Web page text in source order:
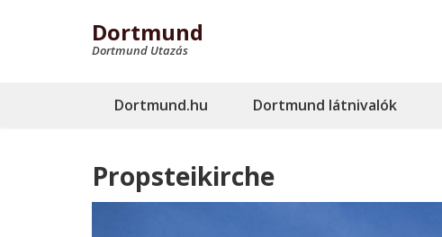
Dortmund
Dortmund Utazás
Dortmund.hu Dortmund látnivalók
Propsteikirche